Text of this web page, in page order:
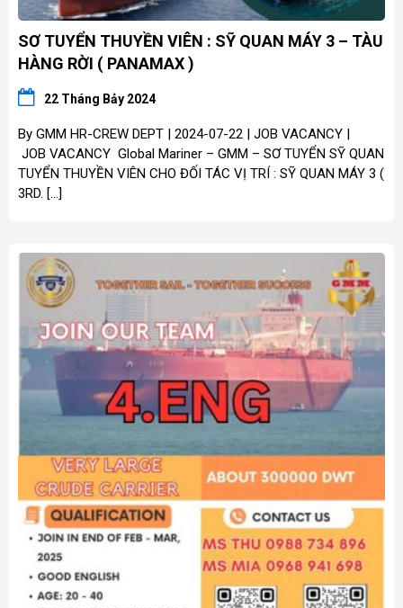
SƠ TUYỂN THUYỀN VIÊN : SỸ QUAN MÁY 3 – TÀU
HÀNG RỜI ( PANAMAX )
22 Tháng Bảy 2024
By GMM HR-CREW DEPT | 2024-07-22 | JOB VACANCY |
JOB VACANCY Global Mariner – GMM – SƠ TUYỂN SỸ QUAN
TUYỂN THUYỀN VIÊN CHO ĐỐI TÁC VỊ TRÍ : SỸ QUAN MÁY 3 (
3RD. […]